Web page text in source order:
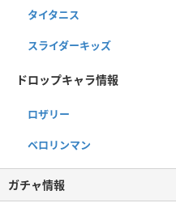
タイタニス
スライダーキッズ
ドロップキャラ情報
ロザリー
ベロリンマン
ガチャ情報